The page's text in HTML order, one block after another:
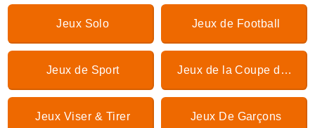
Jeux Solo Jeux de Football
Jeux de Sport Jeux de la Coupe du Monde de football
Jeux Viser & Tirer Jeux De Garçons